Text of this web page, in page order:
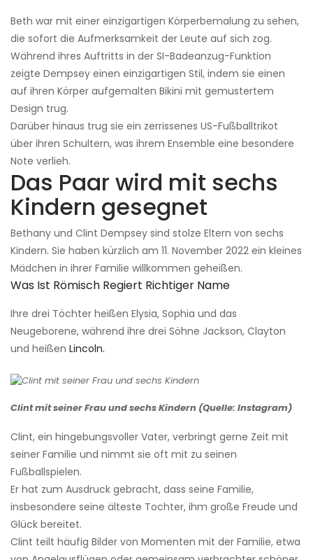
Beth war mit einer einzigartigen Körperbemalung zu sehen,
die sofort die Aufmerksamkeit der Leute auf sich zog.
Während ihres Auftritts in der SI-Badeanzug-Funktion
zeigte Dempsey einen einzigartigen Stil, indem sie einen
auf ihren Körper aufgemalten Bikini mit gemustertem
Design trug.
Darüber hinaus trug sie ein zerrissenes US-Fußballtrikot
über ihren Schultern, was ihrem Ensemble eine besondere
Note verlieh.
Das Paar wird mit sechs
Kindern gesegnet
Bethany und Clint Dempsey sind stolze Eltern von sechs
Kindern. Sie haben kürzlich am 11. November 2022 ein kleines
Mädchen in ihrer Familie willkommen geheißen.
Was Ist Römisch Regiert Richtiger Name
Ihre drei Töchter heißen Elysia, Sophia und das
Neugeborene, während ihre drei Söhne Jackson, Clayton
und heißen Lincoln.
Clint mit seiner Frau und sechs Kindern (Quelle: Instagram)
Clint, ein hingebungsvoller Vater, verbringt gerne Zeit mit
seiner Familie und nimmt sie oft mit zu seinen
Fußballspielen.
Er hat zum Ausdruck gebracht, dass seine Familie,
insbesondere seine älteste Tochter, ihm große Freude und
Glück bereitet.
Clint teilt häufig Bilder von Momenten mit der Familie, etwa